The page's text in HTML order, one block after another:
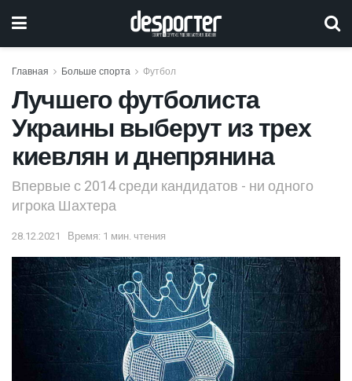
Главная Больше спорта Футбол
Лучшего футболиста
Украины выберут из трех
киевлян и днепрянина
Впервые с 2014 среди кандидатов - ни одного
игрока Шахтера
28.12.2021 Время: 1 мин. чтения